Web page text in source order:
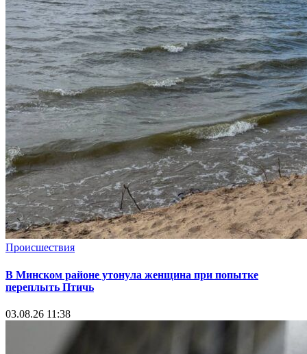
Происшествия
В Минском районе утонула женщина при попытке
переплыть Птичь
03.08.26 11:38